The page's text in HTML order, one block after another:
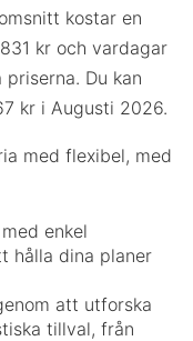
kostar en
kr och vardagar
Du kan
kr i Augusti 2026.
med flexibel, med
enkel
hålla dina planer
att utforska
tillval, från